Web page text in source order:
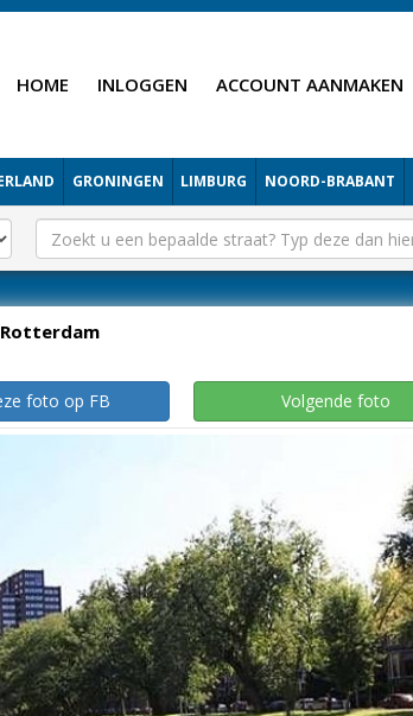
HOME INLOGGEN ACCOUNT AANMAKEN
GRONINGEN LIMBURG NOORD-BRABANT
Rotterdam
foto op FB Volgende foto